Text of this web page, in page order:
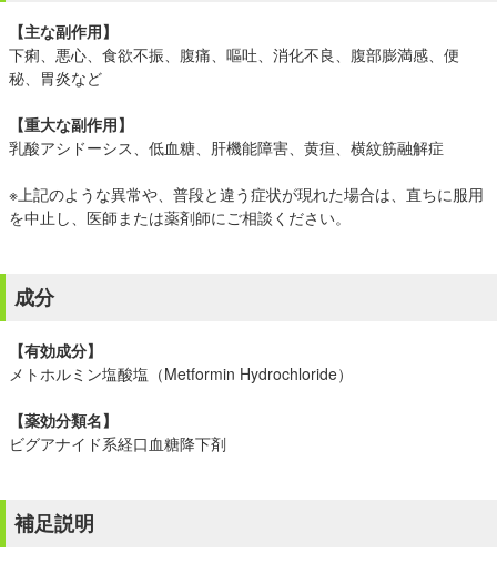
【主な副作用】
下痢、悪心、食欲不振、腹痛、嘔吐、消化不良、腹部膨満感、便
秘、胃炎など
【重大な副作用】
乳酸アシドーシス、低血糖、肝機能障害、黄疸、横紋筋融解症
※上記のような異常や、普段と違う症状が現れた場合は、直ちに服用
を中止し、医師または薬剤師にご相談ください。
成分
【有効成分】
メトホルミン塩酸塩（Metformin Hydrochloride）
【薬効分類名】
ビグアナイド系経口血糖降下剤
補足説明